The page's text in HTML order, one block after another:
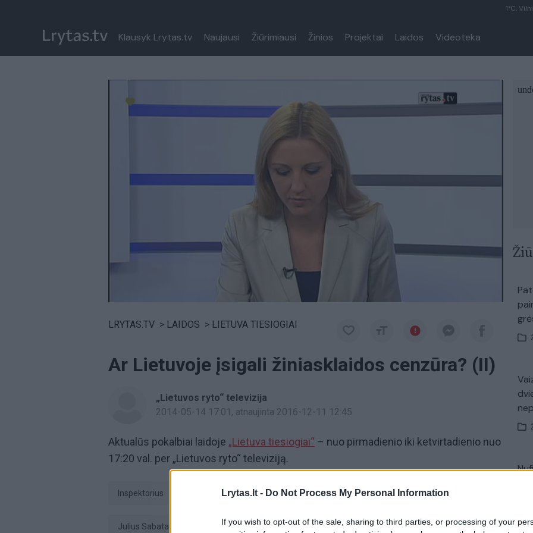
Lrytas.lt - Do Not Process My Personal Information
If you wish to opt-out of the sale, sharing to third parties, or processing of your
1°C,
Klausyk Lrytas.tv Naujausi Žiūrimiausi Žinios Projektai Laidos Videoteka
LRYTAS.TV > LAIDOS > LIETUVA TIESIOGIAI
Ar Lietuvoje įsigali žiniasklaidos cenzūra? (II)
„Lietuvos ryto“ televizija
2014-05-14 17:01 , atnaujinta 2016-12-11 12:45
Aktualūs pokalbiai laidoje „Lietuva tiesiogiai“ – nuo pirmadienio iki ketvirtadienio nuo
17:20 val. per „Lietuvos ryto“ televiziją.
inspektorius žurnalistika etika Dainius Radzevičius
Julius Sabatauskas Linas Slušnys Lietuva tiesiogiai